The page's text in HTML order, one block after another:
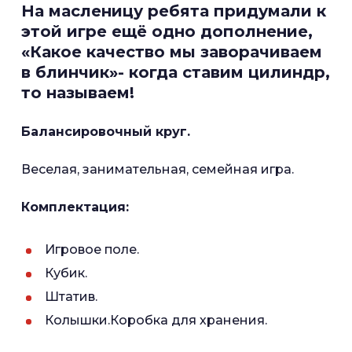
На масленицу ребята придумали к
этой игре ещё одно дополнение,
«Какое качество мы заворачиваем
в блинчик»- когда ставим цилиндр,
то называем!
Балансировочный круг.
Веселая, занимательная, семейная игра.
Комплектация:
Игровое поле.
Кубик.
Штатив.
Колышки.Коробка для хранения.